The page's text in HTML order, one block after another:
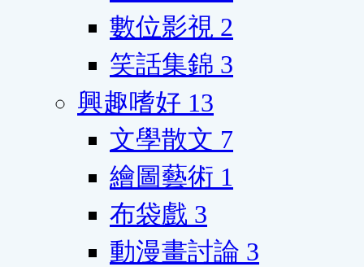
數位影視 2
笑話集錦 3
興趣嗜好 13
文學散文 7
繪圖藝術 1
布袋戲 3
動漫畫討論 3